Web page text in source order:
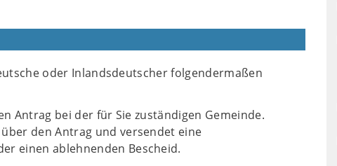
oder Inlandsdeutscher folgendermaßen
Antrag bei der für Sie zuständigen Gemeinde.
den Antrag und versendet eine
einen ablehnenden Bescheid.